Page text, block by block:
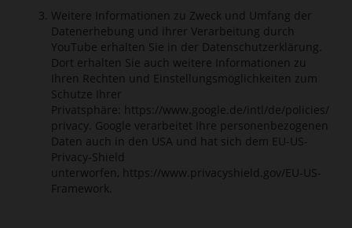
Weitere Informationen zu Zweck und Umfang der
Datenerhebung und ihrer Verarbeitung durch
YouTube erhalten Sie in der Datenschutzerklärung.
Dort erhalten Sie auch weitere Informationen zu
Ihren Rechten und Einstellungsmöglichkeiten zum
Schutze Ihrer
Privatsphäre: https://www.google.de/intl/de/policies/
privacy . Google verarbeitet Ihre personenbezogenen
Daten auch in den USA und hat sich dem EU-US-
Privacy-Shield
unterworfen, https://www.privacyshield.gov/EU-US-
Framework